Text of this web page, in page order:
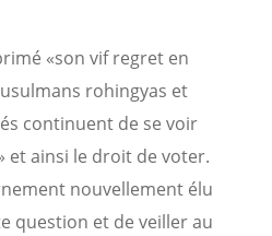
«son vif regret en
rohingyas et
continuent de se voir
et ainsi le droit de voter.
nouvellement élu
question et de veiller au